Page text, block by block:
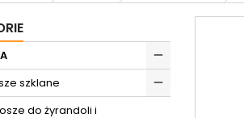
szklane
do żyrandoli i